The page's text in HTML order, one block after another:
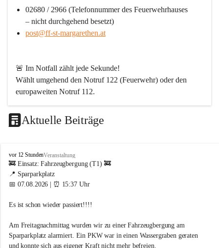
02680 / 2966 (Telefonnummer des Feuerwehrhauses
– nicht durchgehend besetzt)
post@ff-st-margarethen.at
🚨 Im Notfall zählt jede Sekunde!
Wählt umgehend den Notruf 122 (Feuerwehr) oder den
europaweiten Notruf 112.
Werde Teil unserer Feuerwehr!
mit Sinn suchst – abwechslungsreich, spannend und aus
jeder Perspektive lehrreich – dann bist Du bei uns genau
richtig. Langeweile gibt es bei uns nicht!
dort an, wo andere erst Angebote schreiben. Dafür brauchen
wir engagierte Menschen aus allen Berufsgruppen.
Wen wir suchen
Aktuelle Beiträge
F
r
e
i
l
i
g
e
vor 12 StundenVeranstaltung
🚒 Einsatz: Fahrzeugbergung (T1) 🚒
📍 Sparparkplatz
📅 07.08.2026 | ⏰ 15:37 Uhr
Es ist schon wieder passiert!!!!
Am Freitagnachmittag wurden wir zu einer Fahrzeugbergung am
Sparparkplatz alarmiert. Ein PKW war in einen Wassergraben geraten
und konnte sich aus eigener Kraft nicht mehr befreien.